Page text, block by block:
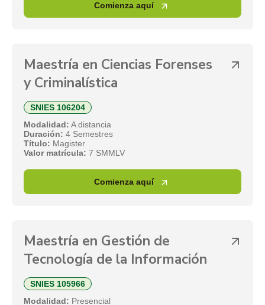
Comienza aquí
Maestría en Ciencias Forenses
y Criminalística
SNIES 106204
Modalidad: A distancia
Duración: 4 Semestres
Título: Magister
Valor matrícula: 7 SMMLV
Comienza aquí
Maestría en Gestión de
Tecnología de la Información
SNIES 105966
Modalidad: Presencial